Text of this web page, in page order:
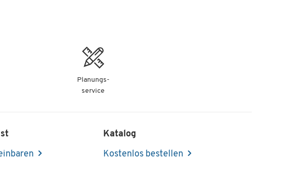
Planungs-
service
Katalog
Kostenlos bestellen